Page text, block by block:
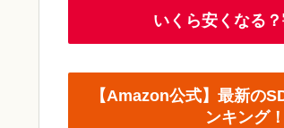
いくら安くなる
【Amazon公式】最新の
ンキング！